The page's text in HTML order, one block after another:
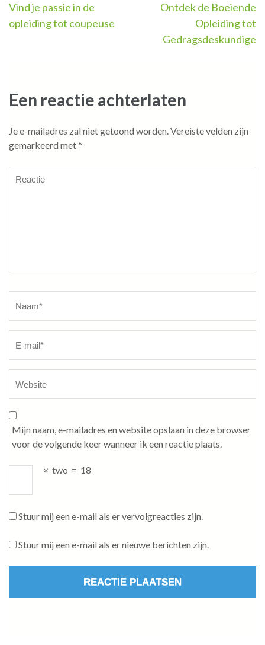
Berichtnavigatie
Vind je passie in de
opleiding tot coupeuse
Ontdek de Boeiende
Opleiding tot
Gedragsdeskundige
Een reactie achterlaten
Je e-mailadres zal niet getoond worden.Vereiste velden zijn
gemarkeerd met*
Mijn naam, e-mailadres en website opslaan in deze browser
voor de volgende keer wanneer ik een reactie plaats.
× two = 18
Stuur mij een e-mail als er vervolgreacties zijn.
Stuur mij een e-mail als er nieuwe berichten zijn.